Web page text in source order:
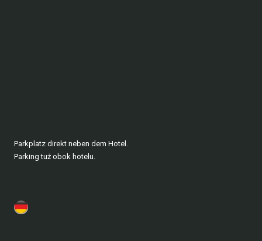
Parkplatz direkt neben dem Hotel.
Parking tuż obok hotelu.